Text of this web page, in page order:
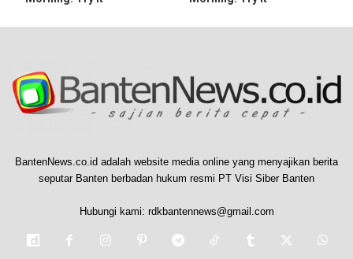
BantenNews.co.id adalah website media online yang menyajikan berita
seputar Banten berbadan hukum resmi PT Visi Siber Banten
Hubungi kami: rdkbantennews@gmail.com